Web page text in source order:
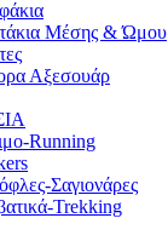
Μέσης & Ώμου
Αξεσουάρ
Running
Σαγιονάρες
Trekking